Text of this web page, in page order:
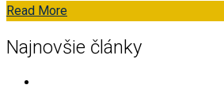
Read More
Najnovšie články